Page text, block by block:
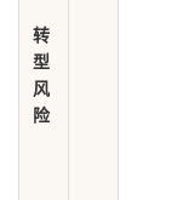
转
型
风
险